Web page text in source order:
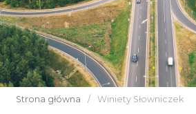
Strona główna / Winiety Słowniczek